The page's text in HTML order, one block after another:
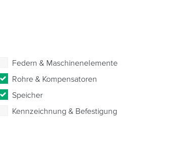
Federn & Maschinenelemente
Rohre & Kompensatoren
Speicher
Kennzeichnung & Befestigung